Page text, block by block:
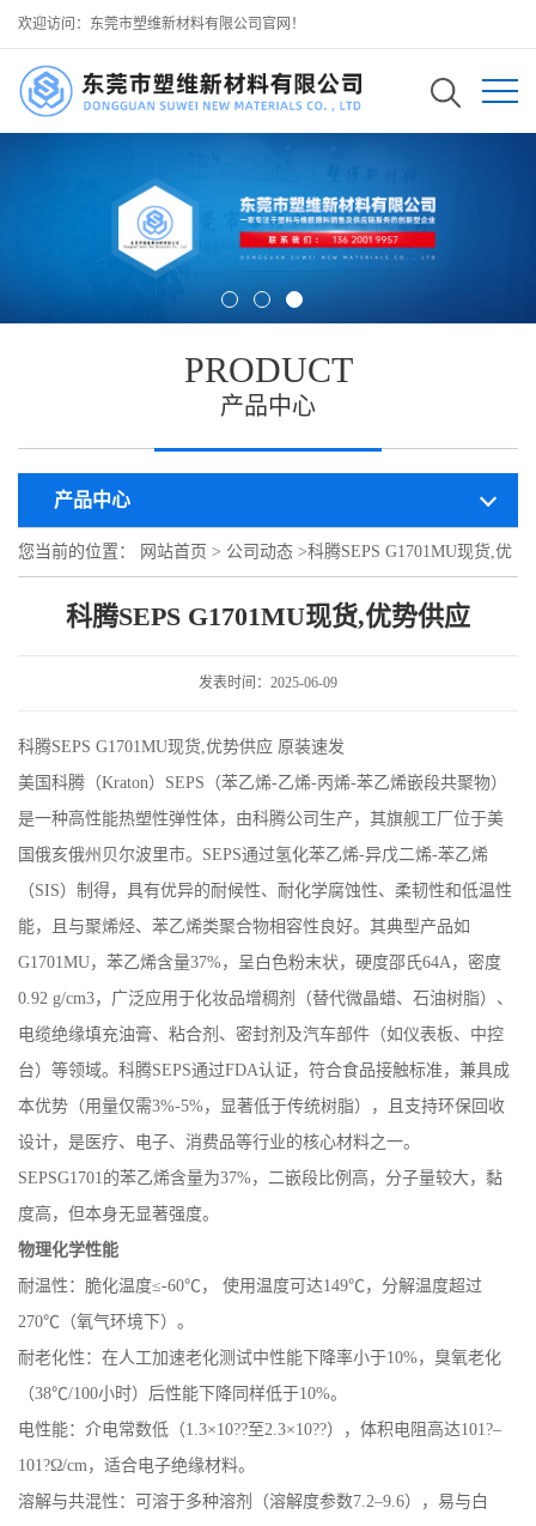
欢迎访问：东莞市塑维新材料有限公司官网！
PRODUCT
产品中心
产品中心
您当前的位置： 网站首页 > 公司动态 >科腾SEPS G1701MU现货,优
科腾SEPS G1701MU现货,优势供应
发表时间：2025-06-09
科腾SEPS G1701MU现货,优势供应 原装速发
美国科腾（Kraton） SEPS （苯乙烯-乙烯-丙烯-苯乙烯嵌段共聚物）
是一种高性能热塑性弹性体，由科腾公司生产，其旗舰工厂位于美
国俄亥俄州贝尔波里市。 SEPS通过氢化苯乙烯-异戊二烯-苯乙烯
（SIS）制得，具有优异的耐候性、耐化学腐蚀性、柔韧性和低温性
能，且与聚烯烃、苯乙烯类聚合物相容性良好。其典型产品如
G1701MU，苯乙烯含量37%，呈白色粉末状，硬度邵氏64A ，密度
0.92 g/cm3，广泛应用于化妆品增稠剂（替代微晶蜡、石油树脂）、
电缆绝缘填充油膏、粘合剂、密封剂及汽车部件（如仪表板、中控
台）等领域。科腾SEPS通过FDA认证，符合食品接触标准，兼具成
本优势（用量仅需3%-5%，显著低于传统树脂），且支持环保回收
设计，是医疗、电子、消费品等行业的核心材料之一。
SEPSG1701 的苯乙烯含量为37%，二嵌段比例高，分子量较大，黏
度高，但本身无显著强度。
物理化学性能
耐温性 ：脆化温度≤-60℃ ， 使用温度可达149℃ ，分解温度超过
270℃ （氧气环境下）。
耐老化性 ：在人工加速老化测试中性能下降率小于10%，臭氧老化
（38℃/100小时）后性能下降同样低于10%。
电性能：介电常数低（1.3×10??至2.3×10??），体积电阻高达101?–
101?Ω/cm ，适合电子绝缘材料。
溶解与共混性 ：可溶于多种溶剂（溶解度参数7.2–9.6），易与白